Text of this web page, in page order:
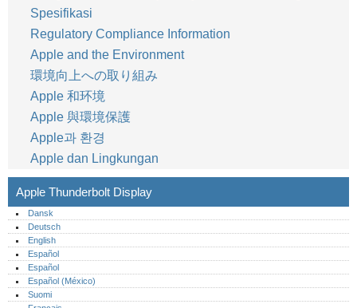
Spesifikasi
Regulatory Compliance Information
Apple and the Environment
環境向上への取り組み
Apple 和环境
Apple 與環境保護
Apple과 환경
Apple dan Lingkungan
Apple Thunderbolt Display
Dansk
Deutsch
English
Español
Español
Español (México)‎
Suomi